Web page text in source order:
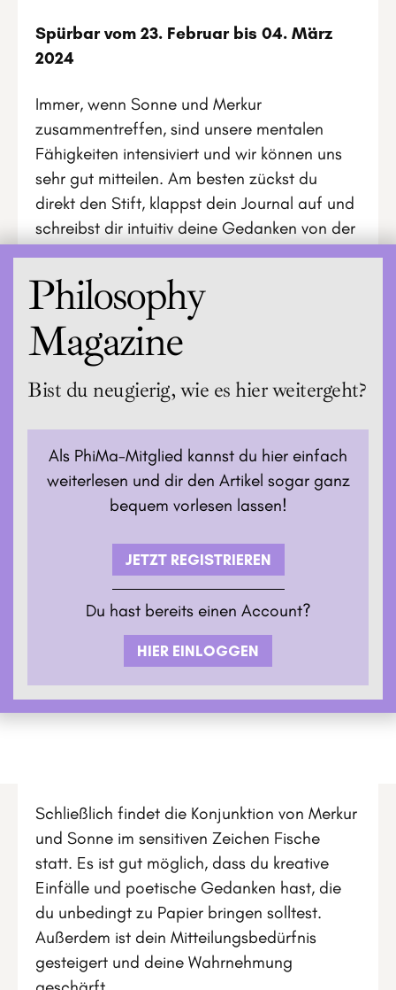
Spürbar vom 23. Februar bis 04. März
2024
Immer, wenn Sonne und Merkur
zusammentreffen, sind unsere mentalen
Fähigkeiten intensiviert und wir können uns
sehr gut mitteilen. Am besten zückst du
direkt den Stift, klappst dein Journal auf und
schreibst dir intuitiv deine Gedanken von der
Philosophy
Magazine
Bist du neugierig, wie es hier weitergeht?
Als PhiMa-Mitglied kannst du hier einfach
weiterlesen und dir den Artikel sogar ganz
bequem vorlesen lassen!
JETZT REGISTRIEREN
Du hast bereits einen Account?
HIER EINLOGGEN
Schließlich findet die Konjunktion von Merkur
und Sonne im sensitiven Zeichen Fische
statt. Es ist gut möglich, dass du kreative
Einfälle und poetische Gedanken hast, die
du unbedingt zu Papier bringen solltest.
Außerdem ist dein Mitteilungsbedürfnis
gesteigert und deine Wahrnehmung